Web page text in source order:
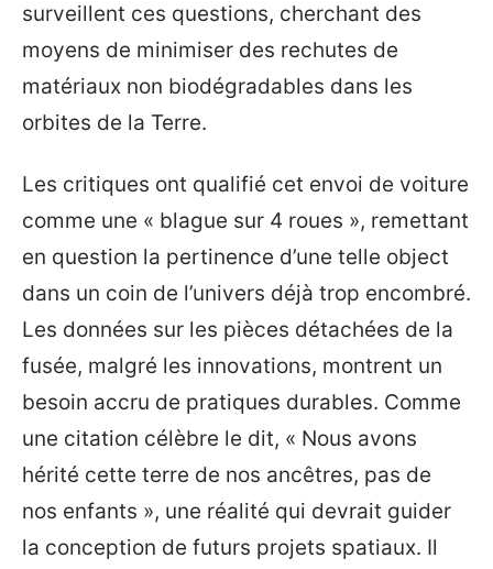
surveillent ces questions, cherchant des
moyens de minimiser des rechutes de
matériaux non biodégradables dans les
orbites de la Terre.
Les critiques ont qualifié cet envoi de voiture
comme une « blague sur 4 roues », remettant
en question la pertinence d’une telle object
dans un coin de l’univers déjà trop encombré.
Les données sur les pièces détachées de la
fusée, malgré les innovations, montrent un
besoin accru de pratiques durables. Comme
une citation célèbre le dit, « Nous avons
hérité cette terre de nos ancêtres, pas de
nos enfants », une réalité qui devrait guider
la conception de futurs projets spatiaux. Il